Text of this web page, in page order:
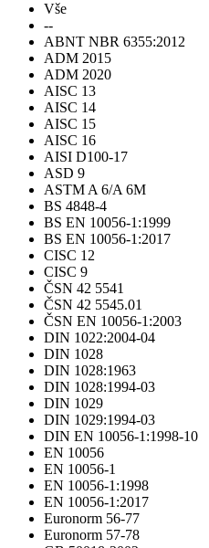
Vše
--
ABNT NBR 6355:2012
ADM 2015
ADM 2020
AISC 13
AISC 14
AISC 15
AISC 16
AISI D100-17
ASD 9
ASTM A 6/A 6M
BS 4848-4
BS EN 10056-1:1999
BS EN 10056-1:2017
CISC 12
CISC 9
ČSN 42 5541
ČSN 42 5545.01
ČSN EN 10056-1:2003
DIN 1022:2004-04
DIN 1028
DIN 1028:1963
DIN 1028:1994-03
DIN 1029
DIN 1029:1994-03
DIN EN 10056-1:1998-10
EN 10056
EN 10056-1
EN 10056-1:1998
EN 10056-1:2017
Euronorm 56-77
Euronorm 57-78